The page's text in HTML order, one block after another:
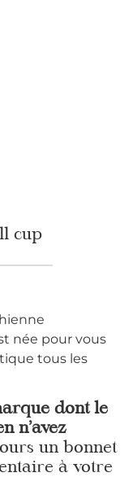
cup
née pour vous
tous les
dont le
n’avez
un bonnet
à votre